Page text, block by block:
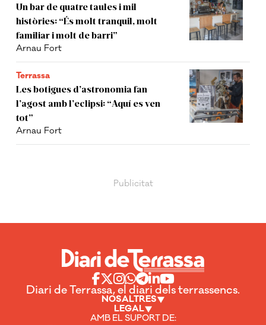
Un bar de quatre taules i mil
històries: “És molt tranquil, molt
familiar i molt de barri”
Arnau Fort
Terrassa
Les botigues d’astronomia fan
l’agost amb l’eclipsi: “Aquí es ven
tot”
Arnau Fort
Diari de Terrassa, el diari dels terrassencs.
NOSALTRES
LEGAL
AMB EL SUPORT DE: